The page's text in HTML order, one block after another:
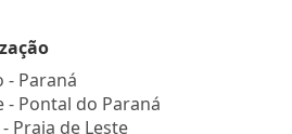
- Paraná
- Pontal do Paraná
Praia de Leste